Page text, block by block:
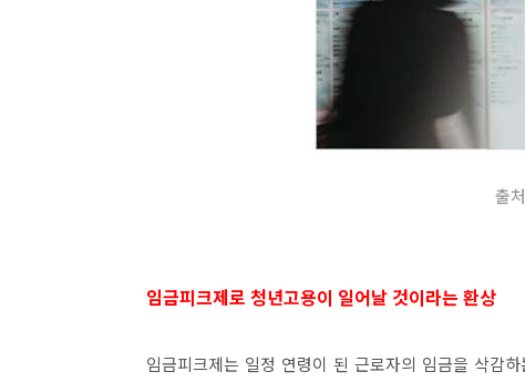
출
임금피크제로 청년고용이 일어날 것이라는 환상
임금피크제는 일정 연령이 된 근로자의 임금을 삭감